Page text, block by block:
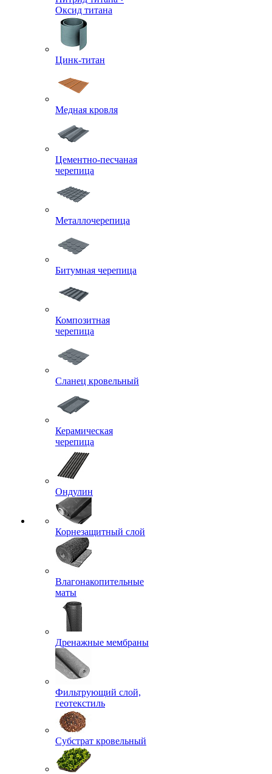
Оксид титана
Цинк-титан
Медная кровля
Цементно-песчаная
черепица
Металлочерепица
Битумная черепица
Композитная
черепица
Сланец кровельный
Керамическая
черепица
Ондулин
Корнезащитный слой
Влагонакопительные
маты
Дренажные мембраны
Фильтрующий слой,
геотекстиль
Субстрат кровельный